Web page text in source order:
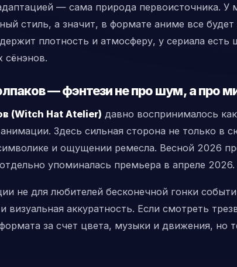
— сама природа первоисточника. У
стиль, а значит, в формате аниме все будет
плотность и атмосферу, у сериала
сёнэнов.
— фэнтези не про шум, а про
(Witch Hat Atelier) давно воспринималось
Здесь сильная сторона не только в
и ощущении ремесла. Весной 2026
упоминалась премьера в апреле 2026.
не для любителей бесконечной гонки
визуальная аккуратность. Если смотреть
за счет цвета, музыки и движения, но